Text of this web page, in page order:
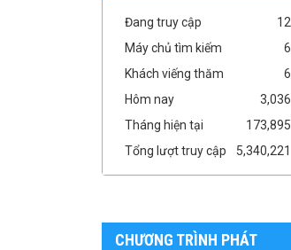
Đang truy cập
12
Máy chủ tìm kiếm
6
Khách viếng thăm
6
Hôm nay
3,036
Tháng hiện tại
173,895
Tổng lượt truy cập
5,340,221
CHƯƠNG TRÌNH PHÁT